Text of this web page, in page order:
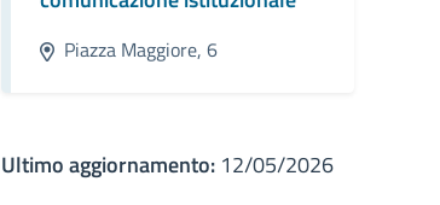
Piazza Maggiore, 6
Ultimo aggiornamento: 12/05/2026